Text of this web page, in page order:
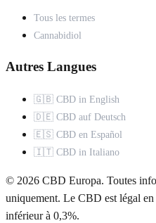
Tous les termes
Cannabidiol
Autres Langues
🇬🇧 CBD in English
🇩🇪 CBD auf Deutsch
🇪🇸 CBD en Español
🇮🇹 CBD in Italiano
© 2026 CBD Europa. Toutes
uniquement. Le CBD est légal
inférieur à 0,3%.